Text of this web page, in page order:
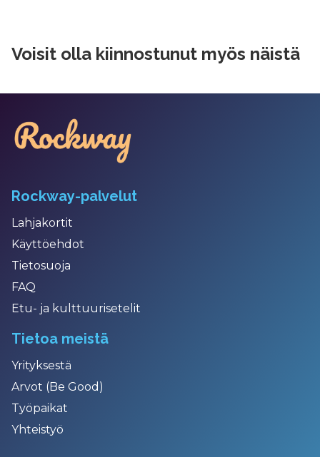
Voisit olla kiinnostunut myös näistä
Rockway-palvelut
Lahjakortit
Käyttöehdot
Tietosuoja
FAQ
Etu- ja kulttuurisetelit
Tietoa meistä
Yrityksestä
Arvot (Be Good)
Työpaikat
Yhteistyö